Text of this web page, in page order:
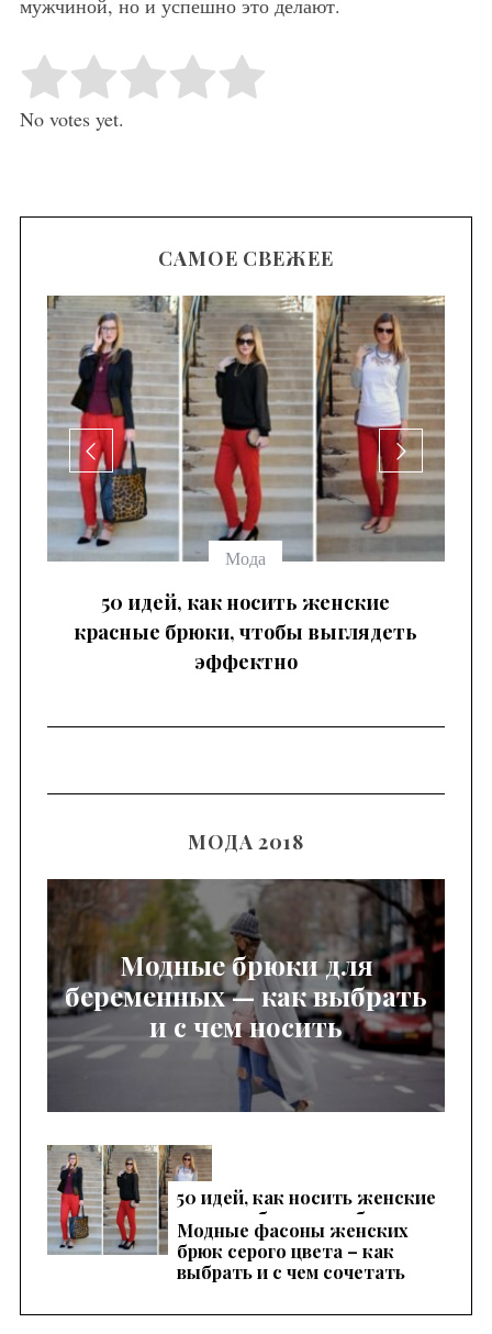
мужчиной, но и успешно это делают.
Rate this item: Submit Rating
No votes yet.
САМОЕ СВЕЖЕЕ
Мода
50 идей, как носить женские
красные брюки, чтобы выглядеть
эффектно
МОДА 2018
Модные брюки для
беременных — как выбрать
и с чем носить
50 идей, как носить женские
красные брюки, чтобы
выглядеть эффектно
Модные фасоны женских
брюк серого цвета – как
выбрать и с чем сочетать